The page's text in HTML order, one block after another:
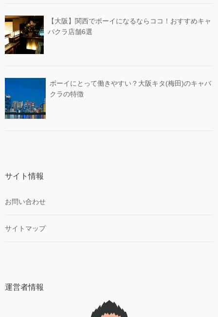
【大阪】関西でボーイになるならココ！おすすめキャ
バクラ店舗6選
ボーイにとって働きやすい？大阪キタ(梅田)のキャバ
クラの特徴
サイト情報
お問い合わせ
サイトマップ
運営者情報